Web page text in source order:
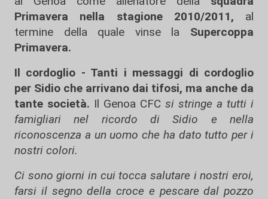
Primavera nella stagione 2010/2011, al
termine della quale vinse la Supercoppa
Primavera.
Il cordoglio - Tanti i messaggi di cordoglio
per Sidio che arrivano dai tifosi, ma anche da
tante società. Il Genoa CFC si stringe a tutti i
famigliari nel ricordo di Sidio e nella
riconoscenza a un uomo che ha dato tutto per i
nostri colori.
Ci sono giorni in cui tocca salutare i nostri eroi,
farsi il segno della croce e pescare dal pozzo